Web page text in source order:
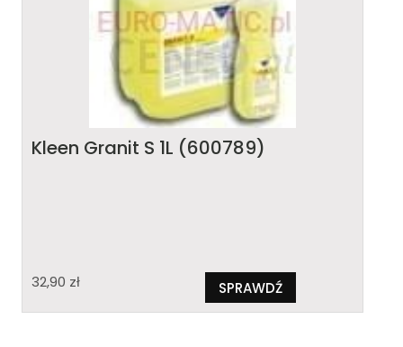
Kleen Granit S 1L (600789)
32,90 zł SPRAWDŹ